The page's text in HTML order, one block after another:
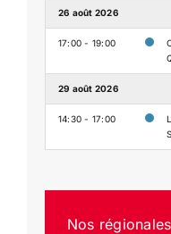
26 août 2026
17:00 - 19:00
29 août 2026
14:30 - 17:00
Nos régionales